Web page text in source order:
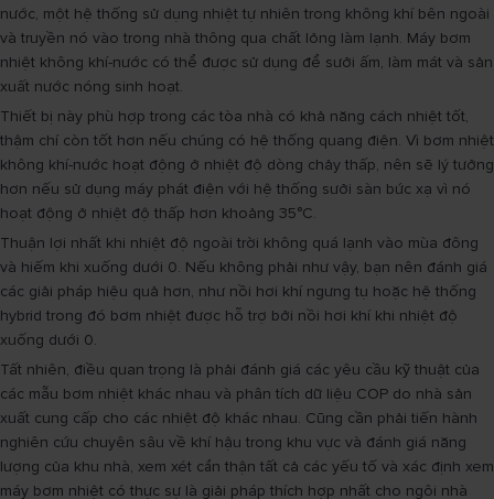
nước, một hệ thống sử dụng nhiệt tự nhiên trong không khí bên ngoài
và truyền nó vào trong nhà thông qua chất lỏng làm lạnh. Máy bơm
nhiệt không khí-nước có thể được sử dụng để sưởi ấm, làm mát và sản
xuất nước nóng sinh hoạt.
Thiết bị này phù hợp trong các tòa nhà có khả năng cách nhiệt tốt,
thậm chí còn tốt hơn nếu chúng có hệ thống quang điện. Vì bơm nhiệt
không khí-nước hoạt động ở nhiệt độ dòng chảy thấp, nên sẽ lý tưởng
hơn nếu sử dụng máy phát điện với hệ thống sưởi sàn bức xạ vì nó
hoạt động ở nhiệt độ thấp hơn khoảng 35°C.
Thuận lợi nhất khi nhiệt độ ngoài trời không quá lạnh vào mùa đông
và hiếm khi xuống dưới 0. Nếu không phải như vậy, bạn nên đánh giá
các giải pháp hiệu quả hơn, như nồi hơi khí ngưng tụ hoặc hệ thống
hybrid trong đó bơm nhiệt được hỗ trợ bởi nồi hơi khí khi nhiệt độ
xuống dưới 0.
Tất nhiên, điều quan trọng là phải đánh giá các yêu cầu kỹ thuật của
các mẫu bơm nhiệt khác nhau và phân tích dữ liệu COP do nhà sản
xuất cung cấp cho các nhiệt độ khác nhau. Cũng cần phải tiến hành
nghiên cứu chuyên sâu về khí hậu trong khu vực và đánh giá năng
lượng của khu nhà, xem xét cẩn thận tất cả các yếu tố và xác định xem
máy bơm nhiệt có thực sự là giải pháp thích hợp nhất cho ngôi nhà